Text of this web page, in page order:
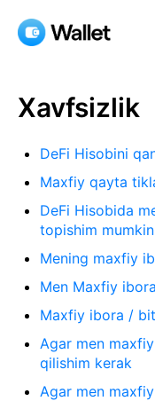
Xavfsizlik
DeFi Hisobini
Maxfiy qayta
DeFi Hisobida
topishim mumkin
Mening maxfiy
Men Maxfiy
Maxfiy ibora /
Agar men
qilishim kerak
Agar men